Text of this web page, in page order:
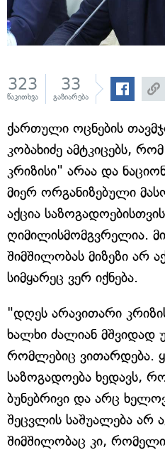
323
წაკითხვა
33
გაზიარება
ქართული ოცნების
კობახიძე ამტკიცებს,
კრიზისი" არაა და
მიერ ორგანიზებული
აქცია
ღიმილისმომგვრელია.
შიმშილობას მიზეზი არ
სიმყარეც ვერ იქნება.
"დღეს არავითარი
ხალხი ძალიან მშვიდად
რომლებიც ვითარდება.
საზოგადოება ხედავს,
ბუნებრივი და არც
შეცვლის საშუალება არ
შიმშილობაც კი,